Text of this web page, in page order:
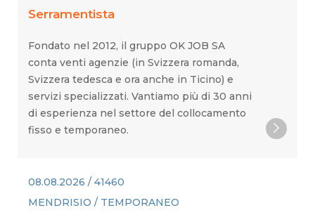
Serramentista
Fondato nel 2012, il gruppo OK JOB SA
conta venti agenzie (in Svizzera romanda,
Svizzera tedesca e ora anche in Ticino) e
servizi specializzati. Vantiamo più di 30 anni
di esperienza nel settore del collocamento
fisso e temporaneo.
08.08.2026 / 41460
MENDRISIO / TEMPORANEO